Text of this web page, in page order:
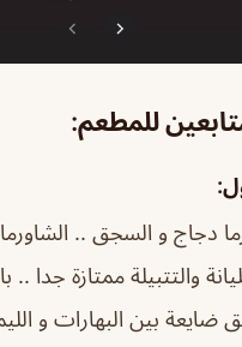
للمطعم:
دجاج و السجق ..
والتتبيلة ممتازة جدا
بين البهارات و